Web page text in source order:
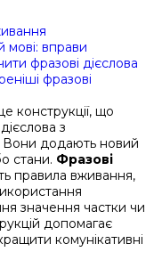
мові: вправи
фразові дієслова
фразові
конструкції, що
з
додають новий
стани. Фразові
правила вживання,
значення частки чи
допомагає
комунікативні